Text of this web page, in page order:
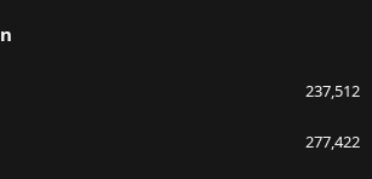
237,512
277,422